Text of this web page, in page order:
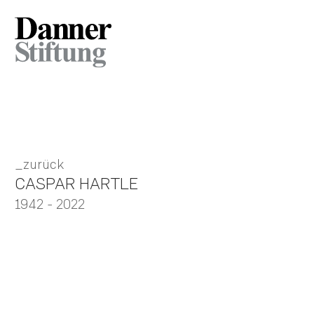
zurück
CASPAR HARTLE
1942 - 2022